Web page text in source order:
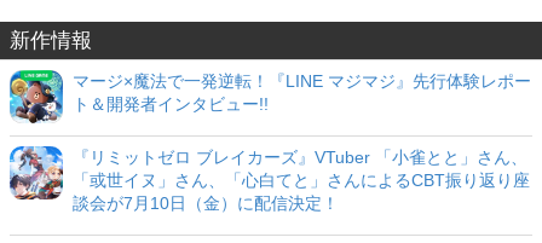
新作情報
マージ×魔法で一発逆転！『LINE マジマジ』先行体験レポー
ト＆開発者インタビュー!!
『リミットゼロ ブレイカーズ』VTuber 「小雀とと」さん、
「或世イヌ」さん、「心白てと」さんによるCBT振り返り座
談会が7月10日（金）に配信決定！